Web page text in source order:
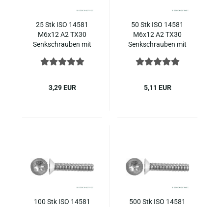
25 Stk ISO 14581
M6x12 A2 TX30
Senk­schrau­ben mit
DIN 965 ), Edel­stahl
3,29 EUR
50 Stk ISO 14581
M6x12 A2 TX30
Senk­schrau­ben mit
DIN 965 ), Edel­stahl
5,11 EUR
100 Stk ISO 14581
500 Stk ISO 14581